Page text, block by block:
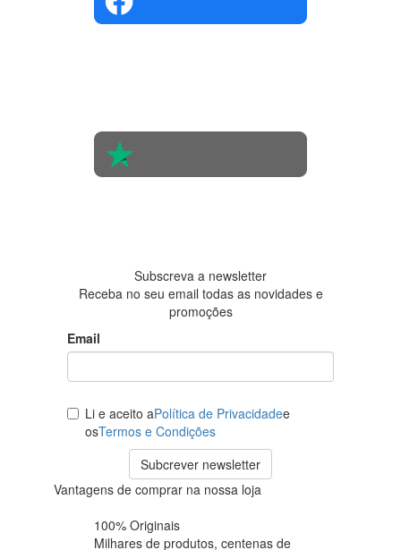
Subscreva a newsletter
Receba no seu email todas as novidades e
promoções
Email
Li e aceito aPolítica de Privacidadee
osTermos e Condições
Subcrever newsletter
Vantagens de comprar na nossa loja
100% Originais
Milhares de produtos, centenas de